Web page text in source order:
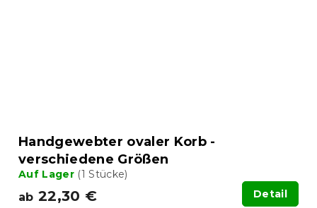
Handgewebter ovaler Korb -
verschiedene Größen
Auf Lager (1 Stücke)
ab 22,30 € Detail